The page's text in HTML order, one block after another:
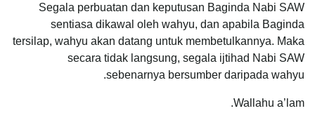
Segala perbuatan dan keputusan Baginda Nabi SAW
sentiasa dikawal oleh wahyu, dan apabila Baginda
tersilap, wahyu akan datang untuk membetulkannya. Maka
secara tidak langsung, segala ijtihad Nabi SAW
sebenarnya bersumber daripada wahyu.
Wallahu a’lam.